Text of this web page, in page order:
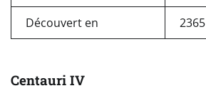
Découvert en 2365
Centauri IV